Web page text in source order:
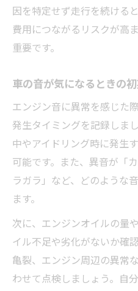
車の異音が特定の
稲沢市や豊明市で相
車のトラブル時に
徴
車の音の異常を説
車の不調時に早
ト
車の点検や修理が
エンジンオイル不足
車のエンジンオイ
因を特定せず走行を続ける
費用につながるリスクが高
重要です。
車の音が気になるときの
エンジン音に異常を感じた
発生タイミングを記録しま
中やアイドリング時に発生
可能です。また、異音が「
ラガラ」など、どのような
ます。
次に、エンジンオイルの量
イル不足や劣化がないか確
亀裂、エンジン周辺の異常
わせて点検しましょう。自